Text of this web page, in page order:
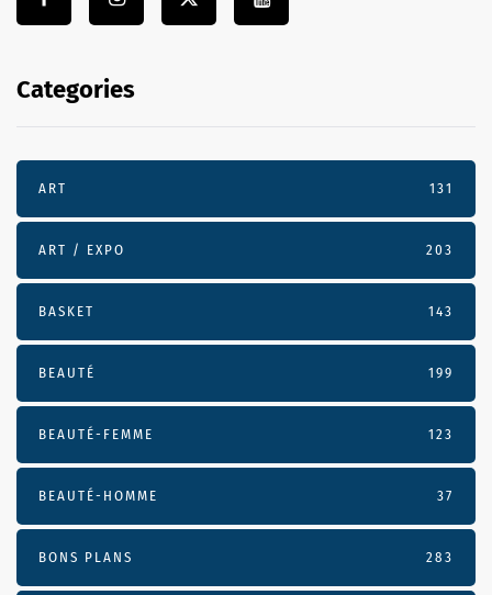
Categories
ART 131
ART / EXPO 203
BASKET 143
BEAUTÉ 199
BEAUTÉ-FEMME 123
BEAUTÉ-HOMME 37
BONS PLANS 283